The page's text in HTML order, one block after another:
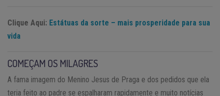
Clique Aqui: Estátuas da sorte – mais prosperidade para sua
vida
COMEÇAM OS MILAGRES
A fama imagem do Menino Jesus de Praga e dos pedidos que ela
teria feito ao padre se espalharam rapidamente e muito notícias